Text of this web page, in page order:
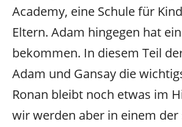
Academy, eine Schule für
Eltern. Adam hingegen hat
bekommen. In diesem Teil
Adam und Gansay die
Ronan bleibt noch etwas im
wir werden aber in einem der